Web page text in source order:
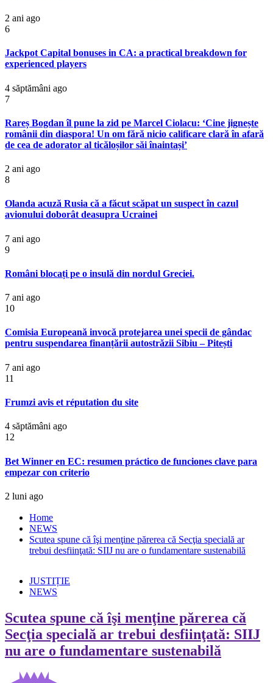
2 ani ago
6
Jackpot Capital bonuses in CA: a practical breakdown for
experienced players
4 săptămâni ago
7
Rareș Bogdan îl pune la zid pe Marcel Ciolacu: ‘Cine jignește
românii din diaspora! Un om fără nicio calificare clară în afară
de cea de adorator al ticăloșilor săi înaintași’
2 ani ago
8
Olanda acuză Rusia că a făcut scăpat un suspect în cazul
avionului doborât deasupra Ucrainei
7 ani ago
9
Români blocați pe o insulă din nordul Greciei.
7 ani ago
10
Comisia Europeană invocă protejarea unei specii de gândac
pentru suspendarea finanțării autostrăzii Sibiu – Pitești
7 ani ago
11
Frumzi avis et réputation du site
4 săptămâni ago
12
Bet Winner en EC: resumen práctico de funciones clave para
empezar con criterio
2 luni ago
Home
NEWS
Scutea spune că îşi menţine părerea că Secţia specială ar
trebui desfiinţată: SIIJ nu are o fundamentare sustenabilă
JUSTIȚIE
NEWS
Scutea spune că îşi menţine părerea că
Secţia specială ar trebui desfiinţată: SIIJ
nu are o fundamentare sustenabilă